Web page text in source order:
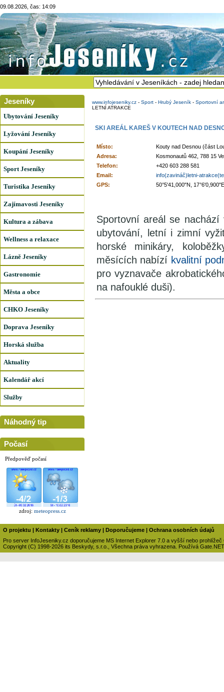
09.08.2026, čas: 14:09
Jeseníky
Ubytování Jeseníky
Lyžování Jeseníky
Koupání Jeseníky
Sport Jeseníky
Turistika Jeseníky
Zajímavosti Jeseníky
Kultura a zábava
Wellness a relaxace
Lázně Jeseníky
Gastronomie
Města a obce
CHKO Jeseníky
Doprava Jeseníky
Horská služba
Aktuality
Kalendář akcí
Služby
Náhodný tip
Počasí
Předpověď počasí
zdroj: meteopress.cz
www.infojeseniky.cz - Sport - Hrubý Jeseník - Sportovní
LETNÍ ATRAKCE
SKI AREÁL KAREŠ V KOUTECH NAD
Místo:
Kouty nad Desnou (část
Adresa:
Kosmonautů 462, 788 15
Telefon:
+420 603 288 581
Email:
info(zavináč)letni-
GPS:
50°5'41,000"N, 17°6'0,900"E
Sportovní areál se
ubytování, letní i zimní
horské minikáry,
měsících nabízí kvalitní
pro vyznavače
na nafouklé duši).
O projektu Kontakty Ceník reklamy Doporučujeme
Ochrana osobních údajů
Pro server InfoJeseniky.cz doporučujeme MS Internet Explorer 7.0 a vyšší nebo prohlížeč
Copyright (C) 1998-2026 its Beskydy, s.r.o., Všechna práva vyhrazena. Používá